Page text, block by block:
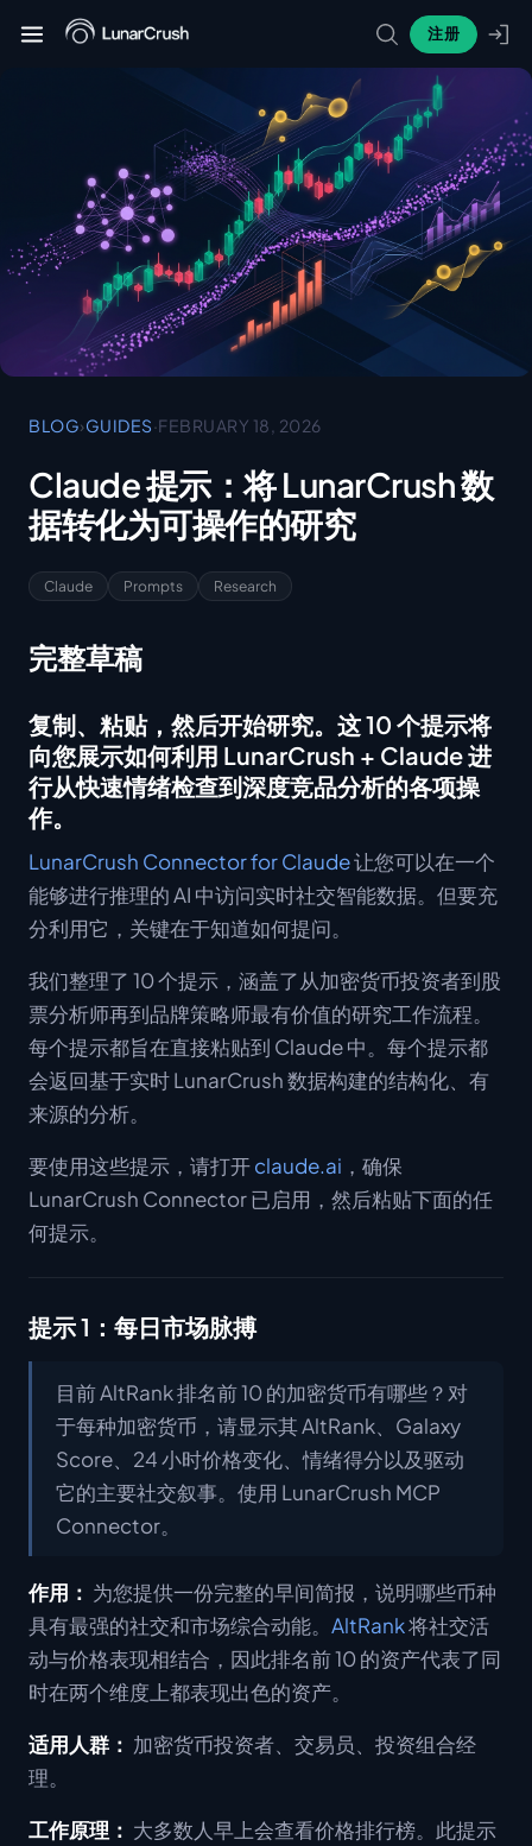
注册
BLOG›GUIDES·FEBRUARY 18, 2026
Claude 提示：将 LunarCrush 数
据转化为可操作的研究
Claude Prompts Research
完整草稿
复制、粘贴，然后开始研究。这 10 个提示将
向您展示如何利用 LunarCrush + Claude 进
行从快速情绪检查到深度竞品分析的各项操
作。
LunarCrush Connector for Claude让您可以在一个
能够进行推理的 AI 中访问实时社交智能数据。但要充
分利用它，关键在于知道如何提问。
我们整理了 10 个提示，涵盖了从加密货币投资者到股
票分析师再到品牌策略师最有价值的研究工作流程。
每个提示都旨在直接粘贴到 Claude 中。每个提示都
会返回基于实时 LunarCrush 数据构建的结构化、有
来源的分析。
要使用这些提示，请打开claude.ai ，确保
LunarCrush Connector 已启用，然后粘贴下面的任
何提示。
提示 1：每日市场脉搏
目前 AltRank 排名前 10 的加密货币有哪些？对
于每种加密货币，请显示其 AltRank、Galaxy
Score、24 小时价格变化、情绪得分以及驱动
它的主要社交叙事。使用 LunarCrush MCP
Connector。
作用： 为您提供一份完整的早间简报，说明哪些币种
具有最强的社交和市场综合动能。 AltRank将社交活
动与价格表现相结合，因此排名前 10 的资产代表了同
时在两个维度上都表现出色的资产。
适用人群： 加密货币投资者、交易员、投资组合经
理。
工作原理： 大多数人早上会查看价格排行榜。此提示